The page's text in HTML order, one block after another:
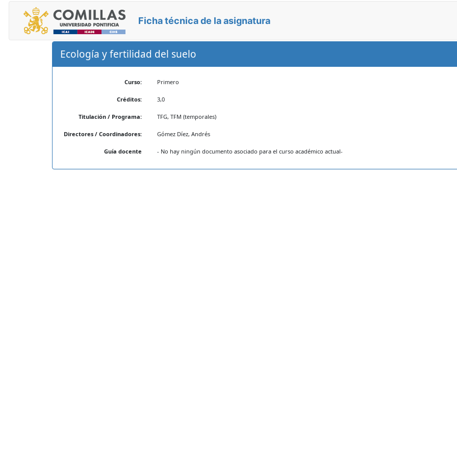
Ficha técnica de la asignatura
Ecología y fertilidad del suelo
Curso: Primero
Créditos: 3,0
Titulación / Programa: TFG, TFM (temporales)
Directores / Coordinadores: Gómez Díez, Andrés
Guía docente - No hay ningún documento asociado para el curso académico actual-